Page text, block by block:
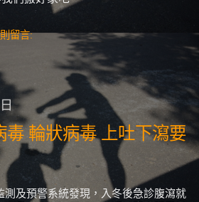
留言:
輪狀病毒 上吐下瀉要
測及預警系統發現，入冬後急診腹瀉就